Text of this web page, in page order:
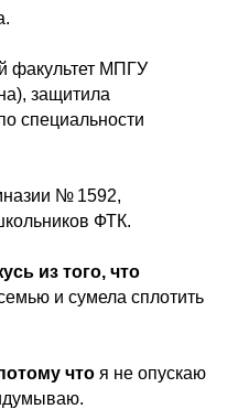
факультет МПГУ
защитила
специальности
№ 1592,
ФТК.
из того, что
и сумела сплотить
что я не опускаю